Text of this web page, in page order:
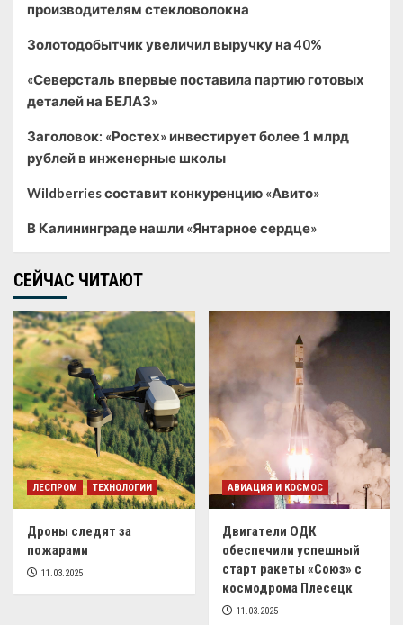
производителям стекловолокна
Золотодобытчик увеличил выручку на 40%
«Северсталь впервые поставила партию готовых
деталей на БЕЛАЗ»
Заголовок: «Ростех» инвестирует более 1 млрд
рублей в инженерные школы
Wildberries составит конкуренцию «Авито»
В Калининграде нашли «Янтарное сердце»
СЕЙЧАС ЧИТАЮТ
ЛЕСПРОМ ТЕХНОЛОГИИ
Дроны следят за
пожарами
11.03.2025
АВИАЦИЯ И КОСМОС
Двигатели ОДК
обеспечили успешный
старт ракеты «Союз» с
космодрома Плесецк
11.03.2025